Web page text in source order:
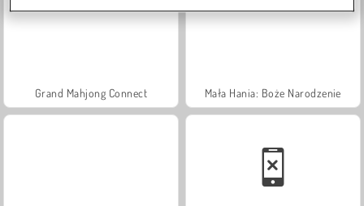
Grand Mahjong Connect Mała Hania: Boże Narodzenie